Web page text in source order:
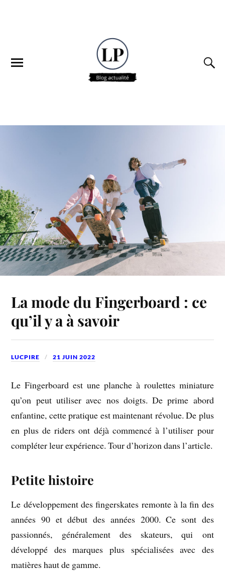
La mode du Fingerboard : ce
qu’il y a à savoir
LUCPIRE 21 JUIN 2022
Le Fingerboard est une planche à roulettes miniature
qu’on peut utiliser avec nos doigts. De prime abord
enfantine, cette pratique est maintenant révolue. De plus
en plus de riders ont déjà commencé à l’utiliser pour
compléter leur expérience. Tour d’horizon dans l’article.
Petite histoire
Le développement des fingerskates remonte à la fin des
années 90 et début des années 2000. Ce sont des
passionnés, généralement des skateurs, qui ont
développé des marques plus spécialisées avec des
matières haut de gamme.